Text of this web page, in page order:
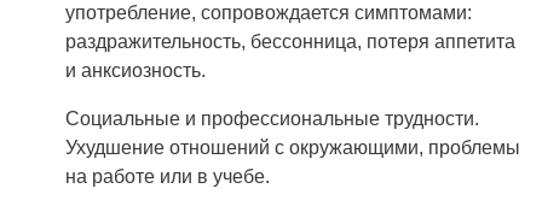
употребление, сопровождается симптомами:
раздражительность, бессонница, потеря аппетита
и анксиозность.
Социальные и профессиональные трудности.
Ухудшение отношений с окружающими, проблемы
на работе или в учебе.